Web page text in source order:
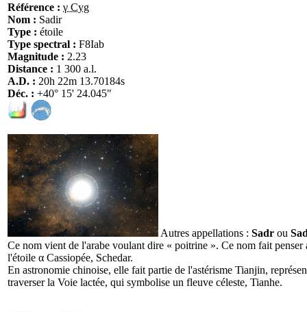
Référence : γ Cyg
Nom : Sadir
Type : étoile
Type spectral : F8Iab
Magnitude : 2.23
Distance : 1 300 a.l.
A.D. : 20h 22m 13.70184s
Déc. : +40° 15' 24.045"
Autres appellations : Sadr ou
Ce nom vient de l'arabe voulant dire « poitrine ». Ce nom fait penser
l'étoile α Cassiopée, Schedar.
En astronomie chinoise, elle fait partie de l'astérisme Tianjin,
traverser la Voie lactée, qui symbolise un fleuve céleste, Tianhe.